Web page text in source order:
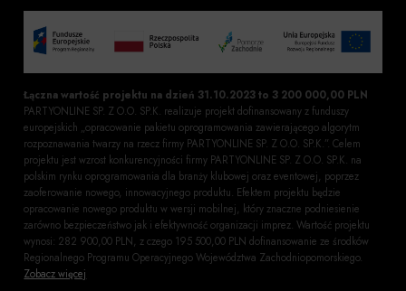
Łączna wartość projektu na dzień 31.10.2023 to 3 200 000,00 PLN
PARTYONLINE SP. Z O.O. SP.K. realizuje projekt dofinansowany z funduszy
europejskich „opracowanie pakietu oprogramowania zawierającego algorytm
rozpoznawania twarzy na rzecz firmy PARTYONLINE SP. Z O.O. SP.K.”. Celem
projektu jest wzrost konkurencyjności firmy PARTYONLINE SP. Z O.O. SP.K. na
polskim rynku oprogramowania dla branży klubowej oraz eventowej, poprzez
zaoferowanie nowego, innowacyjnego produktu. Efektem projektu będzie
opracowanie nowego produktu w wersji mobilnej, który znaczne podniesienie
zarówno bezpieczeństwo jak i efektywność organizacji imprez. Wartość projektu
wynosi: 282 900,00 PLN, z czego 195 500,00 PLN dofinansowanie ze środków
Regionalnego Programu Operacyjnego Województwa Zachodniopomorskiego.
Zobacz więcej